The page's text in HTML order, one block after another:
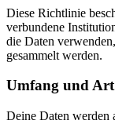
Diese Richtlinie
verbundene
die Daten
gesammelt werden.
Umfang und Art
Deine Daten werden